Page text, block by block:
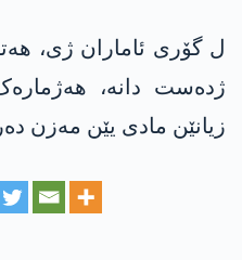
ژدەست دانە،
زیانێن مادی یێن مەزن